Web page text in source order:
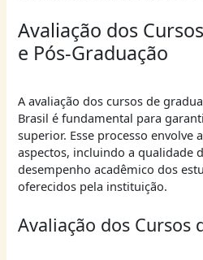
Avaliação dos
e Pós-Graduação
A avaliação dos cursos de
Brasil é fundamental para
superior. Esse processo envolve
aspectos, incluindo a qualidade
desempenho acadêmico dos
oferecidos pela instituição.
Avaliação dos Cursos